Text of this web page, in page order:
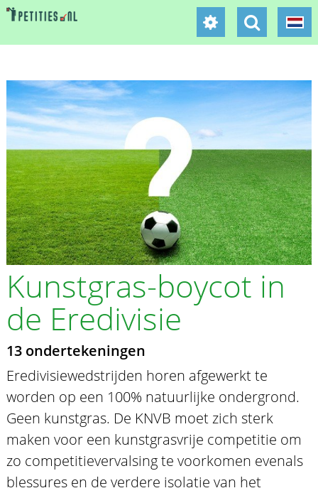
Kunstgras-boycot in
de Eredivisie
13 ondertekeningen
Eredivisiewedstrijden horen afgewerkt te
worden op een 100% natuurlijke ondergrond.
Geen kunstgras. De KNVB moet zich sterk
maken voor een kunstgrasvrije competitie om
zo competitievervalsing te voorkomen evenals
blessures en de verdere isolatie van het